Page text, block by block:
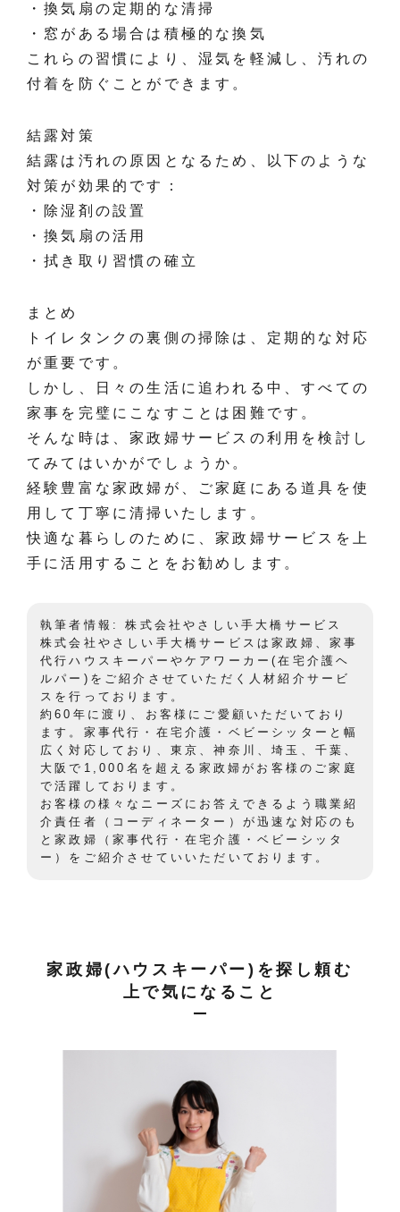
・換気扇の定期的な清掃
・窓がある場合は積極的な換気
これらの習慣により、湿気を軽減し、汚れの
付着を防ぐことができます。
結露対策
結露は汚れの原因となるため、以下のような
対策が効果的です：
・除湿剤の設置
・換気扇の活用
・拭き取り習慣の確立
まとめ
トイレタンクの裏側の掃除は、定期的な対応
が重要です。
しかし、日々の生活に追われる中、すべての
家事を完璧にこなすことは困難です。
そんな時は、家政婦サービスの利用を検討し
てみてはいかがでしょうか。
経験豊富な家政婦が、ご家庭にある道具を使
用して丁寧に清掃いたします。
快適な暮らしのために、家政婦サービスを上
手に活用することをお勧めします。
執筆者情報: 株式会社やさしい手大橋サービス
株式会社やさしい手大橋サービスは家政婦、家事
代行ハウスキーパーやケアワーカー(在宅介護ヘ
ルパー)をご紹介させていただく人材紹介サービ
スを行っております。
約60年に渡り、お客様にご愛顧いただいており
ます。家事代行・在宅介護・ベビーシッターと幅
広く対応しており、東京、神奈川、埼玉、千葉、
大阪で1,000名を超える家政婦がお客様のご家庭
で活躍しております。
お客様の様々なニーズにお答えできるよう職業紹
介責任者（コーディネーター）が迅速な対応のも
と家政婦（家事代行・在宅介護・ベビーシッタ
ー）をご紹介させていいただいております。
家政婦(ハウスキーパー)を探し頼む
上で気になること